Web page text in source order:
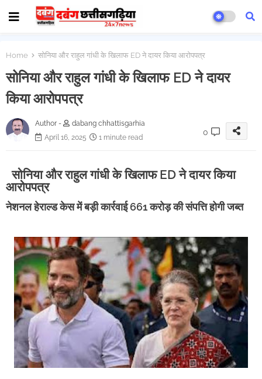
Home सोनिया और राहुल गांधी के खिलाफ ED ने दायर किया आरोपपत्र
सोनिया और राहुल गांधी के खिलाफ ED ने दायर
किया आरोपपत्र
Author -
dabang chhattisgarhia
April 16, 2025
1 minute read
0
सोनिया और राहुल गांधी के खिलाफ ED ने दायर किया
आरोपपत्र
नेशनल हेराल्ड केस में बड़ी कार्रवाई 661 करोड़ की संपत्ति होगी जब्त